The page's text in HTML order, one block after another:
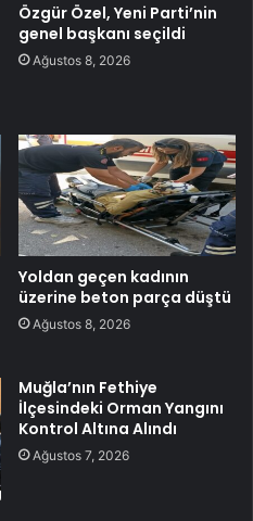
Özgür Özel, Yeni Parti’nin
genel başkanı seçildi
Ağustos 8, 2026
Yoldan geçen kadının
üzerine beton parça düştü
Ağustos 8, 2026
Muğla’nın Fethiye
İlçesindeki Orman Yangını
Kontrol Altına Alındı
Ağustos 7, 2026